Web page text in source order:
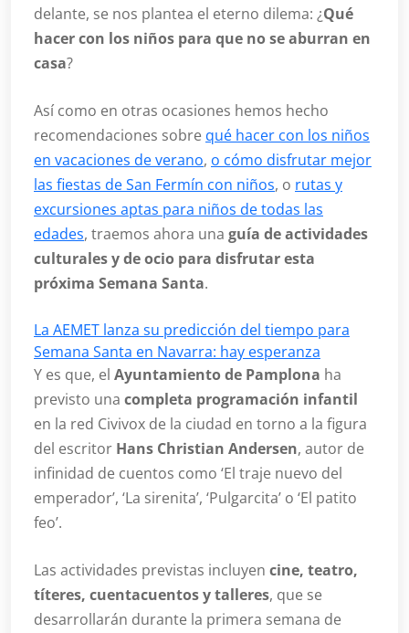
delante, se nos plantea el eterno dilema: ¿Qué
hacer con los niños para que no se aburran en
casa?
Así como en otras ocasiones hemos hecho
recomendaciones sobre qué hacer con los niños
en vacaciones de verano, o cómo disfrutar mejor
las fiestas de San Fermín con niños, o rutas y
excursiones aptas para niños de todas las
edades, traemos ahora una guía de actividades
culturales y de ocio para disfrutar esta
próxima Semana Santa.
La AEMET lanza su predicción del tiempo para
Semana Santa en Navarra: hay esperanza
Y es que, el Ayuntamiento de Pamplona ha
previsto una completa programación infantil
en la red Civivox de la ciudad en torno a la figura
del escritor Hans Christian Andersen, autor de
infinidad de cuentos como ‘El traje nuevo del
emperador’, ‘La sirenita’, ‘Pulgarcita’ o ‘El patito
feo’.
Las actividades previstas incluyen cine, teatro,
títeres, cuentacuentos y talleres, que se
desarrollarán durante la primera semana de